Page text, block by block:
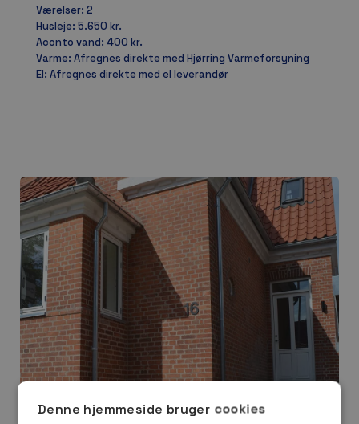
Værelser: 2
Husleje: 5.650 kr.
Aconto vand: 400 kr.
Varme: Afregnes direkte med Hjørring Varmeforsyning
El: Afregnes direkte med el leverandør
Denne hjemmeside bruger cookies